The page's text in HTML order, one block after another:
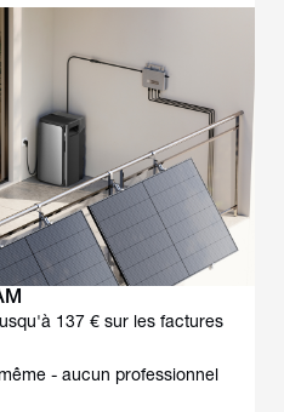
137 € sur les factures
- aucun professionnel